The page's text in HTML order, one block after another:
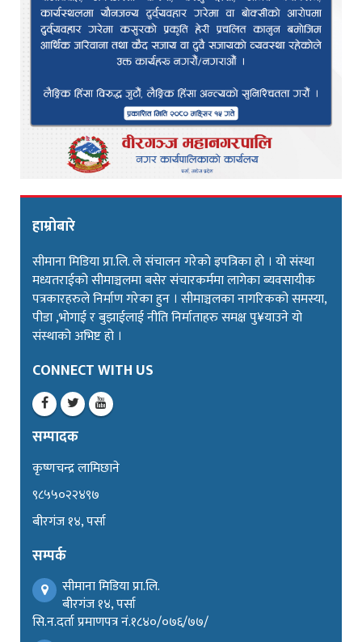
हाम्रोबारे
सीमाना मिडिया प्रा.लि. ले संचालन गरेको इपत्रिका हो । यो संस्था
मध्यतराईको सीमाञ्चलमा बसेर संचारकर्ममा लागेका ब्यवसायीक
पत्रकारहरुले निर्माण गरेका हुन । सीमाञ्चलका नागरिकको समस्या,
पीडा ,भोगाई र बुझाईलाई नीति निर्माताहरु समक्ष पु¥याउने यो
संस्थाको अभिष्ट हो ।
CONNECT WITH US
सम्पादक
कृष्णचन्द्र लामिछाने
९८५५०२२४९७
बीरगंज १४, पर्सा
सम्पर्क
सीमाना मिडिया प्रा.लि.
बीरगंज १४, पर्सा
सि.न.दर्ता प्रमाणपत्र नं.१८४०/०७६/७७/